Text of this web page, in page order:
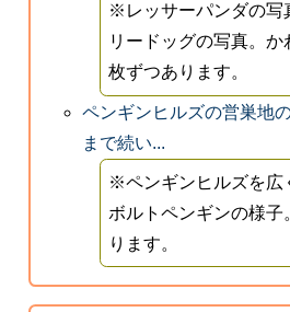
※レッサーパンダの写
リードッグの写真。か
枚ずつあります。
ペンギンヒルズの営巣地
まで続い...
※ペンギンヒルズを広
ボルトペンギンの様子
ります。